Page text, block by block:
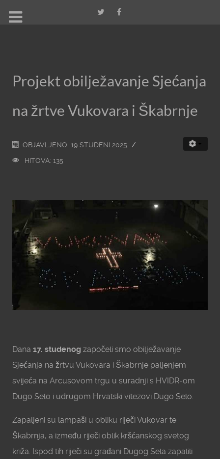
Projekt obilježavanje Sjećanja
na žrtve Vukovara i Škabrnje
OBJAVLJENO: 19 STUDENI 2025
HITOVA: 135
Dana 17. studenog započeli smo obilježavanje
Sjećanja na žrtvu Vukovara i Škabrnje paljenjem
svijeća na Arcusovom trgu u suradnji s HVIDR-om
Dugo Selo i udrugom Hrvatski vitezovi Dugo Selo.
Zapaljeni su lampaši u obliku riječi Vukovar te
Škabrnja, a između riječi oblik kršćanskog svetog
križa. Ispod tih riječi su građani Dugog Sela zapalili